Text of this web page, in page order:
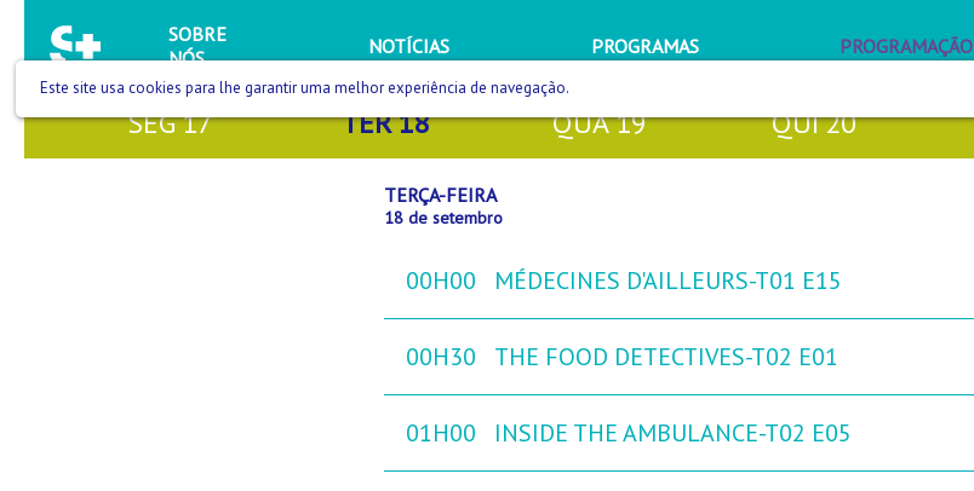
SOBRE
NÓS
NOTÍCIAS PROGRAMAS PROGRAMAÇÃO
SEG17 TER18 QUA19 QUI20
TERÇA-FEIRA
18 de setembro
00H00 MÉDECINES D'AILLEURS-T01 E15
00H30 THE FOOD DETECTIVES-T02 E01
01H00 INSIDE THE AMBULANCE-T02 E05
Este site usa cookies para lhe garantir uma melhor experiência de navegação.